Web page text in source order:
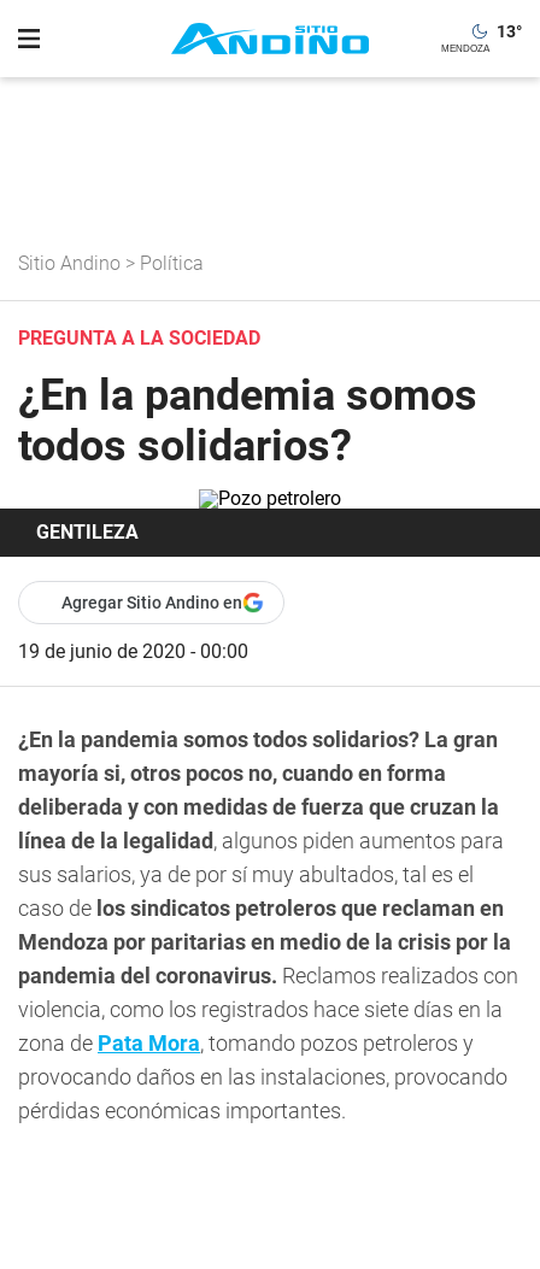
13°
Sitio Andino > Política
PREGUNTA A LA SOCIEDAD
¿En la pandemia somos
todos solidarios?
GENTILEZA
Agregar Sitio Andino en
19 de junio de 2020 - 00:00
¿En la pandemia somos todos solidarios? La gran
mayoría si, otros pocos no, cuando en forma
deliberada y con medidas de fuerza que cruzan la
línea de la legalidad, algunos piden aumentos para
sus salarios, ya de por sí muy abultados, tal es el
caso de los sindicatos petroleros que reclaman en
Mendoza por paritarias en medio de la crisis por la
pandemia del coronavirus. Reclamos realizados con
violencia, como los registrados hace siete días en la
zona de Pata Mora, tomando pozos petroleros y
provocando daños en las instalaciones, provocando
pérdidas económicas importantes.